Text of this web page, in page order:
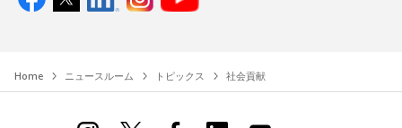
Home ニュースルーム トピックス 社会貢献